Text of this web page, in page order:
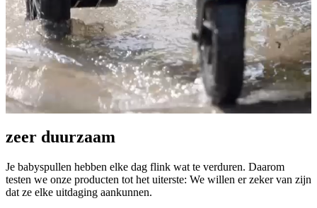
zeer duurzaam
Je babyspullen hebben elke dag flink wat te verduren. Daarom
testen we onze producten tot het uiterste: We willen er zeker van zijn
dat ze elke uitdaging aankunnen.